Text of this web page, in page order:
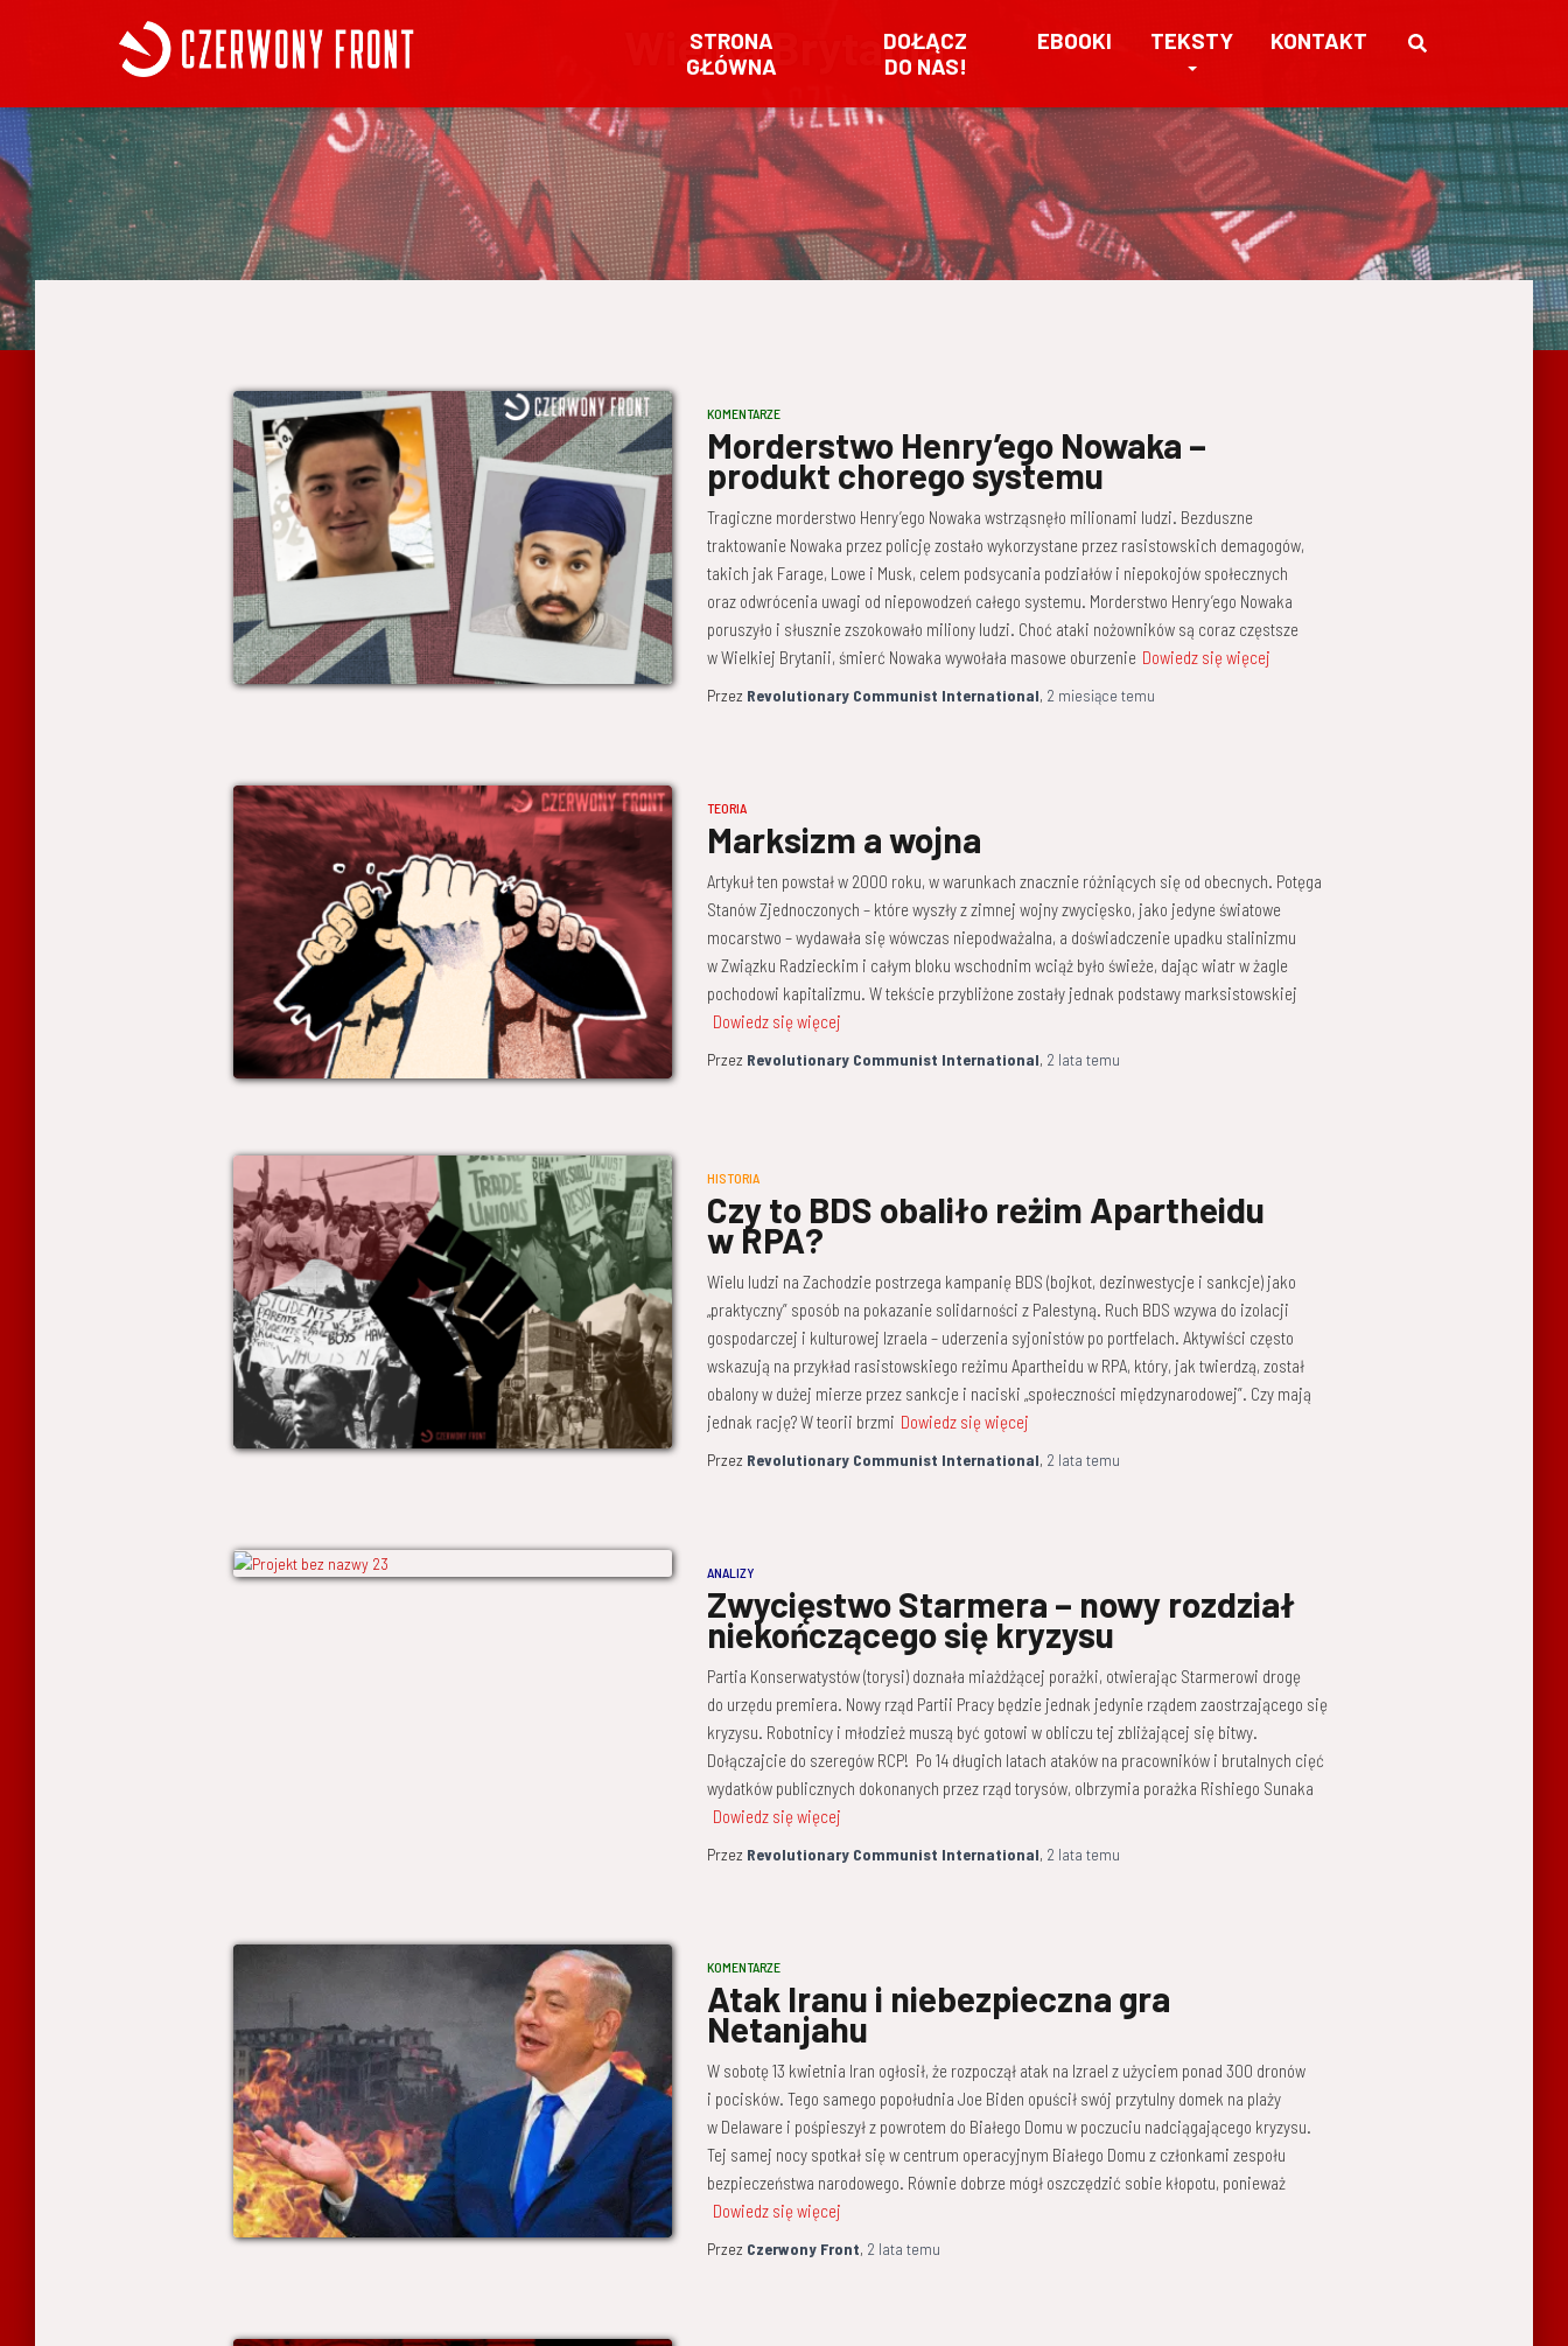
STRONA
GŁÓWNA
DOŁĄCZ
DO NAS!
EBOOKI TEKSTY KONTAKT
Wielka Brytania
KOMENTARZE
Morderstwo Henry’ego Nowaka –
produkt chorego systemu
Tragiczne morderstwo Henry’ego Nowaka wstrząsnęło milionami ludzi. Bezduszne
traktowanie Nowaka przez policję zostało wykorzystane przez rasistowskich demagogów,
takich jak Farage, Lowe i Musk, celem podsycania podziałów i niepokojów społecznych
oraz odwrócenia uwagi od niepowodzeń całego systemu. Morderstwo Henry’ego Nowaka
poruszyło i słusznie zszokowało miliony ludzi. Choć ataki nożowników są coraz częstsze
w Wielkiej Brytanii, śmierć Nowaka wywołała masowe oburzenie Dowiedz się więcej
Przez Revolutionary Communist International, 2 miesiące temu
TEORIA
Marksizm a wojna
Artykuł ten powstał w 2000 roku, w warunkach znacznie różniących się od obecnych. Potęga
Stanów Zjednoczonych – które wyszły z zimnej wojny zwycięsko, jako jedyne światowe
mocarstwo – wydawała się wówczas niepodważalna, a doświadczenie upadku stalinizmu
w Związku Radzieckim i całym bloku wschodnim wciąż było świeże, dając wiatr w żagle
pochodowi kapitalizmu. W tekście przybliżone zostały jednak podstawy marksistowskiej
Dowiedz się więcej
Przez Revolutionary Communist International, 2 lata temu
HISTORIA
Czy to BDS obaliło reżim Apartheidu
w RPA?
Wielu ludzi na Zachodzie postrzega kampanię BDS (bojkot, dezinwestycje i sankcje) jako
„praktyczny” sposób na pokazanie solidarności z Palestyną. Ruch BDS wzywa do izolacji
gospodarczej i kulturowej Izraela – uderzenia syjonistów po portfelach. Aktywiści często
wskazują na przykład rasistowskiego reżimu Apartheidu w RPA, który, jak twierdzą, został
obalony w dużej mierze przez sankcje i naciski „społeczności międzynarodowej”. Czy mają
jednak rację? W teorii brzmi Dowiedz się więcej
Przez Revolutionary Communist International, 2 lata temu
ANALIZY
Zwycięstwo Starmera – nowy rozdział
niekończącego się kryzysu
Partia Konserwatystów (torysi) doznała miażdżącej porażki, otwierając Starmerowi drogę
do urzędu premiera. Nowy rząd Partii Pracy będzie jednak jedynie rządem zaostrzającego się
kryzysu. Robotnicy i młodzież muszą być gotowi w obliczu tej zbliżającej się bitwy.
Dołączajcie do szeregów RCP! Po 14 długich latach ataków na pracowników i brutalnych cięć
wydatków publicznych dokonanych przez rząd torysów, olbrzymia porażka Rishiego Sunaka
Dowiedz się więcej
Przez Revolutionary Communist International, 2 lata temu
KOMENTARZE
Atak Iranu i niebezpieczna gra
Netanjahu
W sobotę 13 kwietnia Iran ogłosił, że rozpoczął atak na Izrael z użyciem ponad 300 dronów
i pocisków. Tego samego popołudnia Joe Biden opuścił swój przytulny domek na plaży
w Delaware i pośpieszył z powrotem do Białego Domu w poczuciu nadciągającego kryzysu.
Tej samej nocy spotkał się w centrum operacyjnym Białego Domu z członkami zespołu
bezpieczeństwa narodowego. Równie dobrze mógł oszczędzić sobie kłopotu, ponieważ
Dowiedz się więcej
Przez Czerwony Front, 2 lata temu